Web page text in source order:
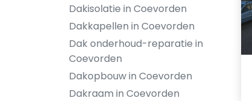
Dakisolatie in Coevorden
Dakkapellen in Coevorden
Dak onderhoud-reparatie in
Coevorden
Dakopbouw in Coevorden
Dakraam in Coevorden